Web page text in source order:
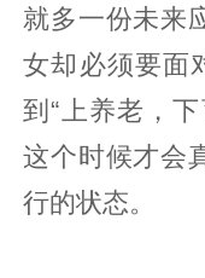
就多一份未来
女却必须要面
到“上养老，
这个时候才会
行的状态。